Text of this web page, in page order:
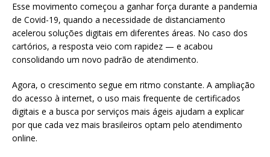
Esse movimento começou a ganhar força durante a pandemia
de Covid-19, quando a necessidade de distanciamento
acelerou soluções digitais em diferentes áreas. No caso dos
cartórios, a resposta veio com rapidez — e acabou
consolidando um novo padrão de atendimento.
Agora, o crescimento segue em ritmo constante. A ampliação
do acesso à internet, o uso mais frequente de certificados
digitais e a busca por serviços mais ágeis ajudam a explicar
por que cada vez mais brasileiros optam pelo atendimento
online.